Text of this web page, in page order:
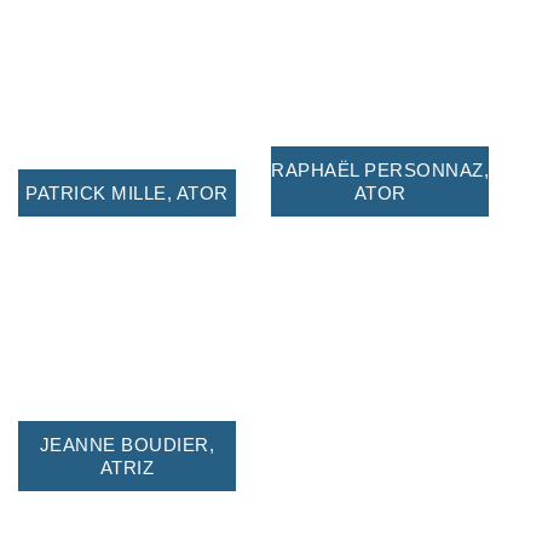
PATRICK MILLE, ATOR
RAPHAËL PERSONNAZ,
ATOR
JEANNE BOUDIER,
ATRIZ